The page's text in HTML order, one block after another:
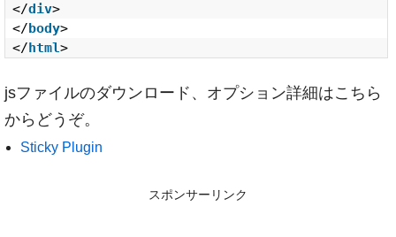
</div>
</body>
</html>
jsファイルのダウンロード、オプション詳細はこちら
からどうぞ。
Sticky Plugin
スポンサーリンク